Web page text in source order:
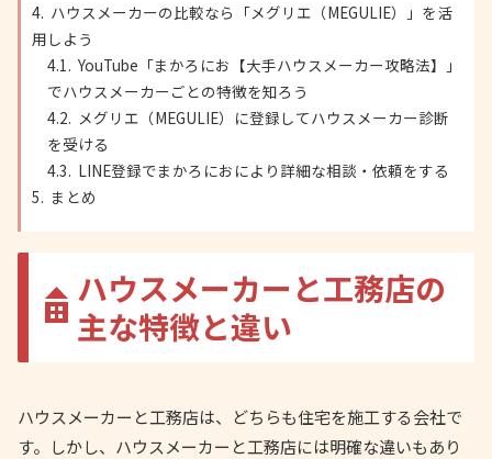
ハウスメーカーの比較なら「メグリエ（MEGULIE）」を活
用しよう
YouTube「まかろにお【大手ハウスメーカー攻略法】」
でハウスメーカーごとの特徴を知ろう
メグリエ（MEGULIE）に登録してハウスメーカー診断
を受ける
LINE登録でまかろにおにより詳細な相談・依頼をする
まとめ
ハウスメーカーと工務店の
主な特徴と違い
ハウスメーカーと工務店は、どちらも住宅を施工する会社で
す。しかし、ハウスメーカーと工務店には明確な違いもあり